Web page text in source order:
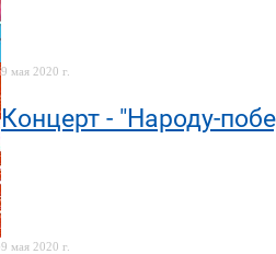
9 мая 2020 г.
Концерт - "Народу-
9 мая 2020 г.